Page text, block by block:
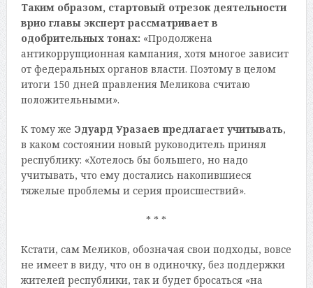
Таким образом, стартовый отрезок деятельности
врио главы эксперт рассматривает в
одобрительных тонах: «Продолжена
антикоррупционная кампания, хотя многое зависит
от федеральных органов власти. Поэтому в целом
итоги 150 дней правления Меликова считаю
положительными».
К тому же Эдуард Уразаев предлагает учитывать,
в каком состоянии новый руководитель принял
республику: «Хотелось бы большего, но надо
учитывать, что ему достались накопившиеся
тяжелые проблемы и серия происшествий».
* * *
Кстати, сам Меликов, обозначая свои подходы, вовсе
не имеет в виду, что он в одиночку, без поддержки
жителей республики, так и будет бросаться «на